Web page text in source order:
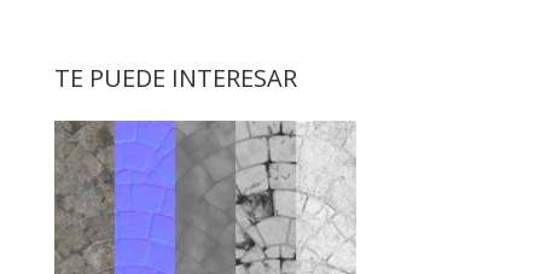
TE PUEDE INTERESAR